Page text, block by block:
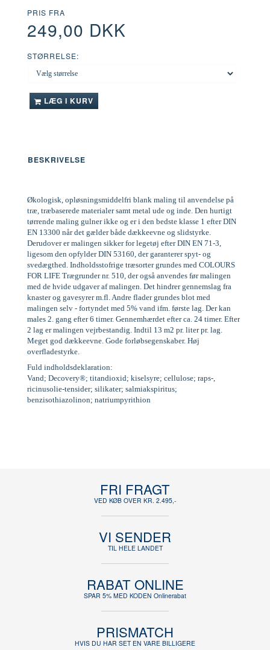
PRIS FRA
249,00 DKK
STØRRELSE:
LÆG I KURV
BESKRIVELSE
Økologisk, opløsningsmiddelfri blank maling til anvendelse på
træ, træbaserede materialer samt metal ude og inde. Den hurtigt
tørrende maling gulner ikke og er i den bedste klasse 1 efter DIN
EN 13300 når det gælder både dækkeevne og slidstyrke.
Derudover er malingen sikker for legetøj efter DIN EN 71-3,
ligesom den opfylder DIN 53160, der garanterer spyt- og
svedægthed. Indholdsstofrige træsorter grundes med COLOURS
FOR LIFE Trægrunder nr. 510, der også anvendes før malingen
med de hvide udgaver af malingen. Det hindrer gennemslag fra
knaster og gavesyrer m.fl. Andre flader grundes blot med
malingen selv - fortyndet med 5% vand ifm. første lag. Der kan
males 2. gang efter 6 timer. Gennemhærdet efter ca. 24 timer. Efter
2 lag er malingen vejrbestandig. Indtil 13 m2 pr. liter pr. lag.
Meget god dækkeevne. Gode forløbsegenskaber. Høj
overfladestyrke.
Fuld indholdsdeklaration:
Vand; Decovery®; titandioxid; kiselsyre; cellulose; raps-,
ricinusolie-tensider; silikater; salmiakspiritus;
benzisothiazolinon; natriumpyrithion
FRI FRAGT
VED KØB OVER KR. 2.495,-
VI SENDER
TIL HELE LANDET
RABAT ONLINE
SPAR 5% MED KODEN Onlinerabat
PRISMATCH
HVIS DU HAR SET EN VARE BILLIGERE